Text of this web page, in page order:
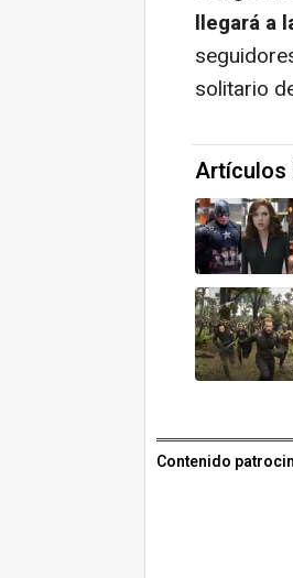
llegará a
solitario
Artículos
Contenido